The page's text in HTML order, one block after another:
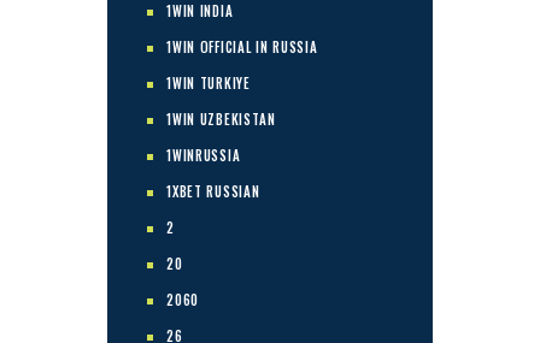
1WIN INDIA
1WIN OFFICIAL IN RUSSIA
1WIN TURKIYE
1WIN UZBEKISTAN
1WINRUSSIA
1XBET RUSSIAN
2
20
2060
26